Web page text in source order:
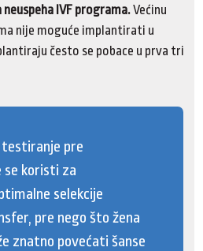
IVF programa.Većinu
nije moguće implantirati u
često se pobace u prva tri
testiranje pre
se koristi za
selekcije
pre nego što žena
znatno povećati šanse